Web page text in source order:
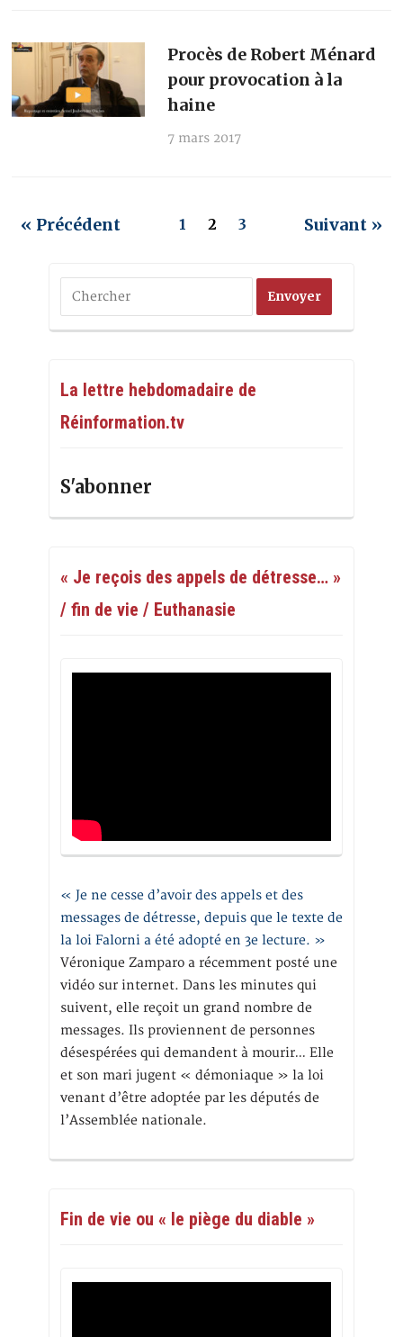
Procès de Robert Ménard
pour provocation à la
haine
7 mars 2017
« Précédent 1 2 3 Suivant »
La lettre hebdomadaire de
Réinformation.tv
S'abonner
« Je reçois des appels de détresse… »
/ fin de vie / Euthanasie
« Je ne cesse d’avoir des appels et des
messages de détresse, depuis que le texte de
la loi Falorni a été adopté en 3e lecture. »
Véronique Zamparo a récemment posté une
vidéo sur internet. Dans les minutes qui
suivent, elle reçoit un grand nombre de
messages. Ils proviennent de personnes
désespérées qui demandent à mourir… Elle
et son mari jugent « démoniaque » la loi
venant d’être adoptée par les députés de
l’Assemblée nationale.
Fin de vie ou « le piège du diable »